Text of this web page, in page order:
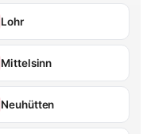
Lohr
Mittelsinn
Neuhütten